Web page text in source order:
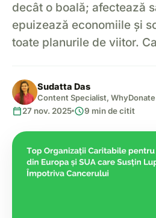
decât o boală; afectează
epuizează economiile și
toate planurile de viitor.
Sudatta Das
Content Specialist, WhyDonate
calendar_today27 nov. 2025 schedule9 min de citit